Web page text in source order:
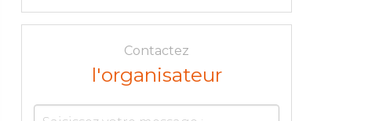
Contactez
l'organisateur